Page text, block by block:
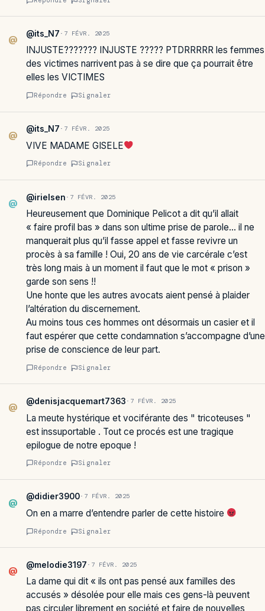
@
@its_N7 · 7 FÉVR. 2025
INJUSTE??????? INJUSTE ????? PTDRRRRR les femmes
des victimes narrivent pas à se dire que ça pourrait être
elles les VICTIMES
Répondre Signaler
@
@its_N7 · 7 FÉVR. 2025
VIVE MADAME GISELE
Répondre Signaler
@
@irielsen · 7 FÉVR. 2025
Heureusement que Dominique Pelicot a dit qu’il allait
« faire profil bas » dans son ultime prise de parole… il ne
manquerait plus qu’il fasse appel et fasse revivre un
procès à sa famille ! Oui, 20 ans de vie carcérale c’est
très long mais à un moment il faut que le mot « prison »
garde son sens !!
Une honte que les autres avocats aient pensé à plaider
l’altération du discernement.
Au moins tous ces hommes ont désormais un casier et il
faut espérer que cette condamnation s’accompagne d’une
prise de conscience de leur part.
Répondre Signaler
@
@denisjacquemart7363 · 7 FÉVR. 2025
La meute hystérique et vociférante des " tricoteuses "
est inssuportable . Tout ce procés est une tragique
epilogue de notre epoque !
Répondre Signaler
@
@didier3900· 7 FÉVR. 2025
On en a marre d’entendre parler de cette histoire
Répondre Signaler
@
@melodie3197 · 7 FÉVR. 2025
La dame qui dit « ils ont pas pensé aux familles des
accusés » désolée pour elle mais ces gens-là peuvent
pas circuler librement en société et faire de nouvelles